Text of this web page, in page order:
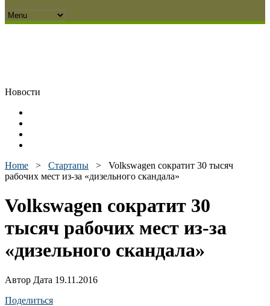
Новости
Home > Стартапы > Volkswagen сократит 30 тысяч
рабочих мест из-за «дизельного скандала»
Volkswagen сократит 30
тысяч рабочих мест из-за
«дизельного скандала»
Автор Дата 19.11.2016
Поделиться